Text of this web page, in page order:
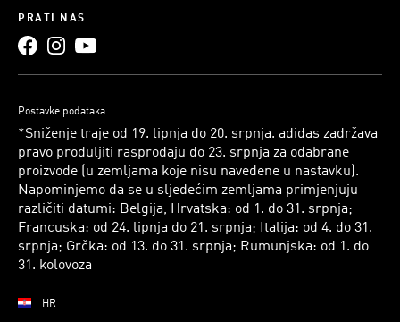
PRATI NAS
Postavke podataka
*Sniženje traje od 19. lipnja do 20. srpnja. adidas zadržava
pravo produljiti rasprodaju do 23. srpnja za odabrane
proizvode (u zemljama koje nisu navedene u nastavku).
Napominjemo da se u sljedećim zemljama primjenjuju
različiti datumi: Belgija, Hrvatska: od 1. do 31. srpnja;
Francuska: od 24. lipnja do 21. srpnja; Italija: od 4. do 31.
srpnja; Grčka: od 13. do 31. srpnja; Rumunjska: od 1. do
31. kolovoza
HR